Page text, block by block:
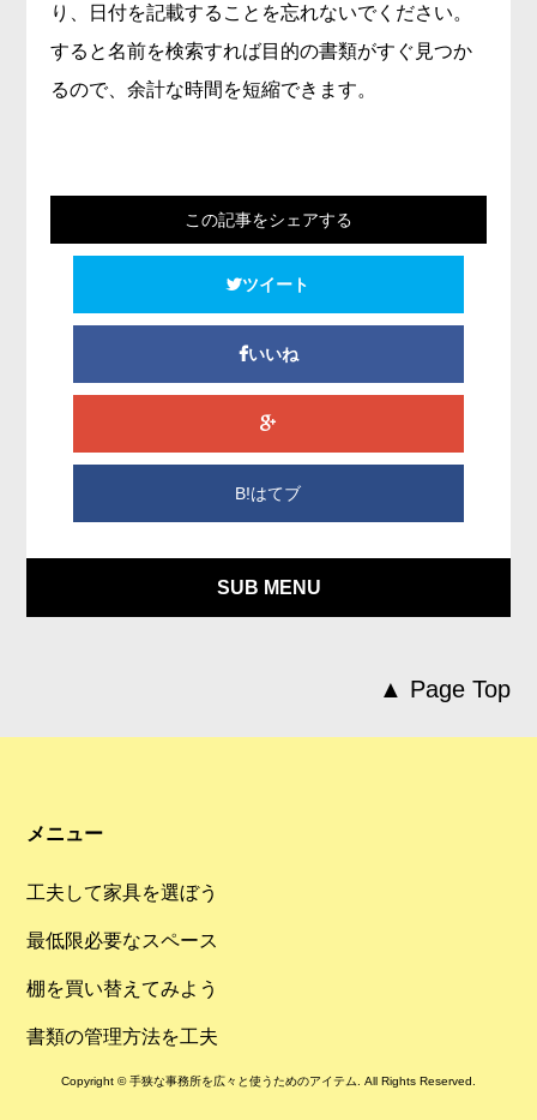
り、日付を記載することを忘れないでください。
すると名前を検索すれば目的の書類がすぐ見つか
るので、余計な時間を短縮できます。
この記事をシェアする
ツイート
いいね
B!はてブ
SUB MENU
メニュー
工夫して家具を選ぼう
最低限必要なスペース
棚を買い替えてみよう
書類の管理方法を工夫
Copyright © 手狭な事務所を広々と使うためのアイテム. All Rights Reserved.
▲ Page Top